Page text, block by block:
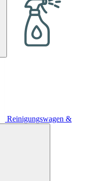
Reinigungswagen &